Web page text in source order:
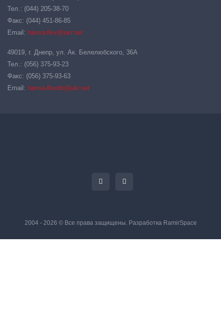
Тел.: (044) 205-38-70
Факс: (044) 451-86-85
Email: hansa-flex@ukr.net
49019, г. Днепр, ул. Ак. Белелюбского, 36А
Тел.: (056) 375-93-23
Факс: (056) 375-93-63
Email: hansa-flexdn@ukr.net
2004 - 2026 © Все права защищены. Разработка RamirSpace